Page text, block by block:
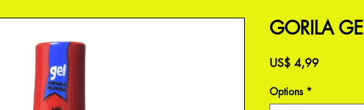
GORILA
US$ 4,99Preço
Options *